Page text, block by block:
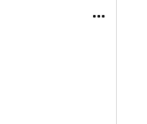
...